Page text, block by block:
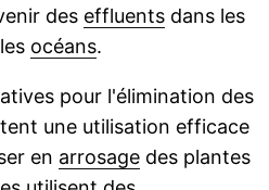
des effluentsdans les
océans.
pour l'élimination des
une utilisation efficace
en arrosagedes plantes